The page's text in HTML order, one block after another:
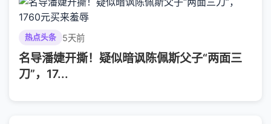
热点头条 5天前
名导潘婕开撕！疑似暗讽陈佩斯父子“两面三
刀”，17...